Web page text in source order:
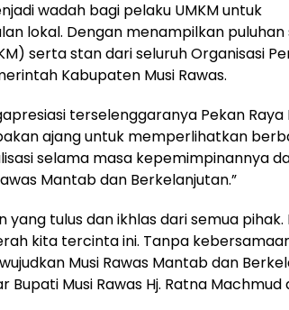
wadah bagi pelaku UMKM untuk
lokal. Dengan menampilkan puluhan
serta stan dari seluruh Organisasi
Kabupaten Musi Rawas.
terselenggaranya Pekan Raya
ajang untuk memperlihatkan
selama masa kepemimpinannya
Mantab dan Berkelanjutan.”
tulus dan ikhlas dari semua pihak.
kita tercinta ini. Tanpa
Musi Rawas Mantab dan
Musi Rawas Hj. Ratna Machmud